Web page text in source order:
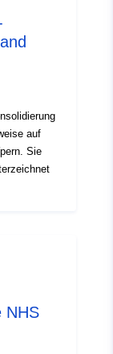
def/crs/
auf
Sie
NHS